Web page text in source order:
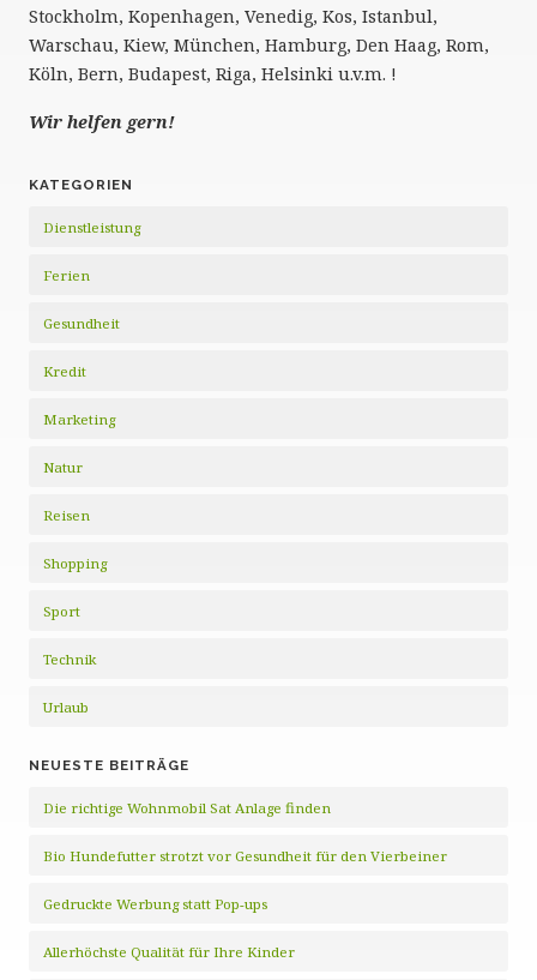
Stockholm, Kopenhagen, Venedig, Kos, Istanbul,
Warschau, Kiew, München, Hamburg, Den Haag, Rom,
Köln, Bern, Budapest, Riga, Helsinki u.v.m. !
Wir helfen gern!
KATEGORIEN
Dienstleistung
Ferien
Gesundheit
Kredit
Marketing
Natur
Reisen
Shopping
Sport
Technik
Urlaub
NEUESTE BEITRÄGE
Die richtige Wohnmobil Sat Anlage finden
Bio Hundefutter strotzt vor Gesundheit für den Vierbeiner
Gedruckte Werbung statt Pop-ups
Allerhöchste Qualität für Ihre Kinder